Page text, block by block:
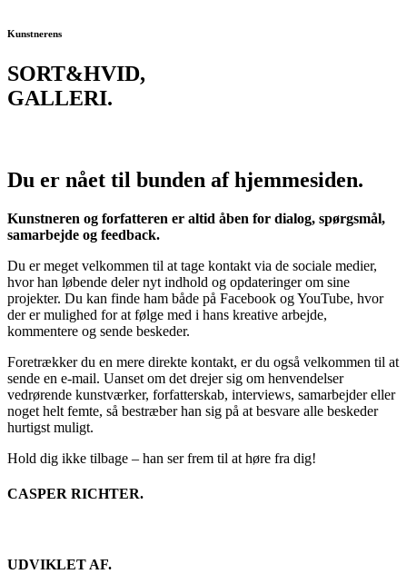
Kunstnerens
SORT&HVID,
GALLERI.
Du er nået til bunden af hjemmesiden.
Kunstneren og forfatteren er altid åben for dialog, spørgsmål,
samarbejde og feedback.
Du er meget velkommen til at tage kontakt via de sociale medier,
hvor han løbende deler nyt indhold og opdateringer om sine
projekter. Du kan finde ham både på Facebook og YouTube, hvor
der er mulighed for at følge med i hans kreative arbejde,
kommentere og sende beskeder.
Foretrækker du en mere direkte kontakt, er du også velkommen til at
sende en e-mail. Uanset om det drejer sig om henvendelser
vedrørende kunstværker, forfatterskab, interviews, samarbejder eller
noget helt femte, så bestræber han sig på at besvare alle beskeder
hurtigst muligt.
Hold dig ikke tilbage – han ser frem til at høre fra dig!
CASPER RICHTER.
UDVIKLET AF.